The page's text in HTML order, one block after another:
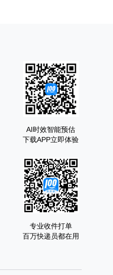
AI时效智能预估
下载APP立即体验
专业收件打单
百万快递员都在用